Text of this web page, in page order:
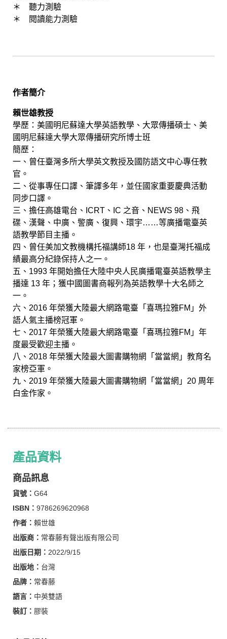
＊ 聽力測驗
＊ 閱讀能力測驗
作者簡介
賴世雄教授
學歷：美國明尼蘇達大學英語教學、大眾傳播碩士、美
國明尼蘇達大學大眾傳播研究所博士班
簡歷：
一、曾任臺灣多所大學英文教授及國防語文中心專任教
官。
二、從事專任口譯、筆譯多年，並任國家重要慶典活動
同步口譯。
三、擔任高雄電台、ICRT、IC 之音、NEWS 98、飛
碟、漢聲、中廣、警廣、復興、環宇……等廣播電臺英
語教學節目主播。
四、曾任美加文教機構托福講師18 年，也是臺灣托福成
績最高分紀錄保持人之一。
五、1993 年開始擔任大陸中央人民廣播電臺英語教學主
播達 13 年；獲中國圖書商報列為英語教學十大名師之
一。
六、2016 年榮獲大陸最大網路電臺「喜瑪拉雅FM」外
語人氣主播榜冠軍。
七、2017 年榮獲大陸最大網路電臺「喜瑪拉雅FM」年
度最受歡迎主播。
八、2018 年榮獲大陸最大圖書購物網「當當網」教育名
家榜亞軍。
九、2019 年榮獲大陸最大圖書購物網「當當網」20 周年
白金作家。
產品資料
商品訊息
貨號： G64
ISBN： 9786269620968
作者： 賴世雄
出版商： 常春藤有聲出版有限公司
出版日期： 2022/9/15
出版地： 台灣
品牌： 常春藤
語言： 中英雙語
裝訂： 膠裝